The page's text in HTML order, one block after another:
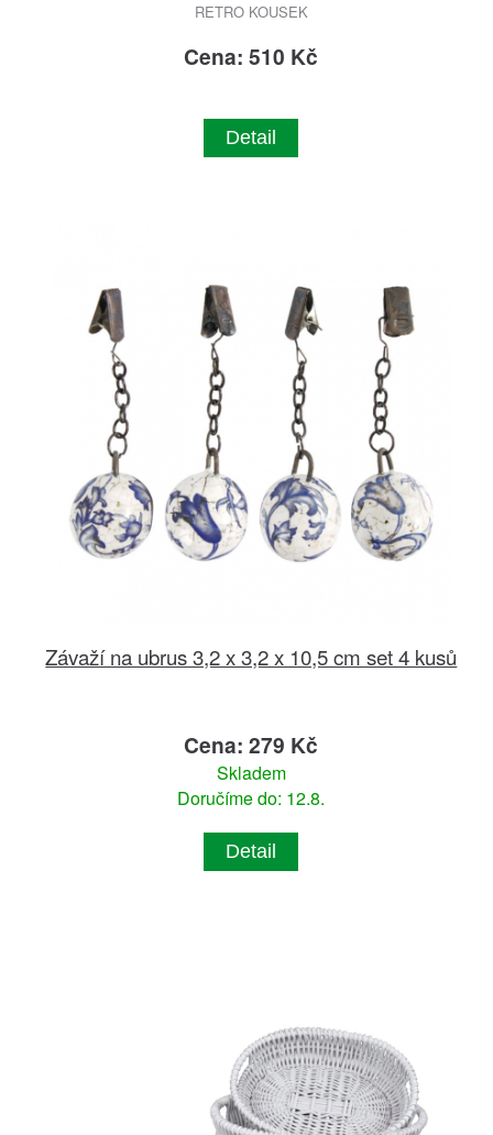
RETRO KOUSEK
Cena: 510 Kč
Detail
Závaží na ubrus 3,2 x 3,2 x 10,5 cm set 4 kusů
Cena: 279 Kč
Skladem
Doručíme do: 12.8.
Detail